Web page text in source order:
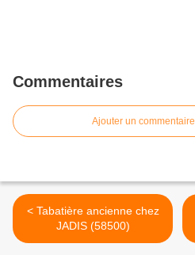
Commentaires
Ajouter un commentaire
< Tabatière ancienne chez
JADIS (58500)